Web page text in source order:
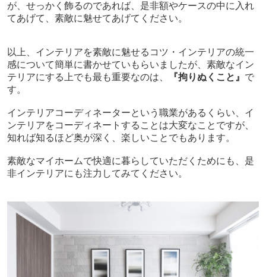
が、せっかく飾るのであれば、是非額やケースの中に入れ
てあげて、素敵に魅せてあげてください。
以上、インテリアを素敵に魅せるコツ・インテリアの統一
感について簡単に書かせていもらいましたが、素敵なイン
テリアにする上でも最も重要なのは、
『拘りぬくこと』 で
す。
インテリアコーディネーターという職業があるくらい、イ
ンテリアをコーディネートすることは大変なことですが、
知れば知るほど奥が深く、楽しいことでもあります。
素敵なマイホームで快適に暮らしていただくためにも、是
非インテリアにも注力してみてください。